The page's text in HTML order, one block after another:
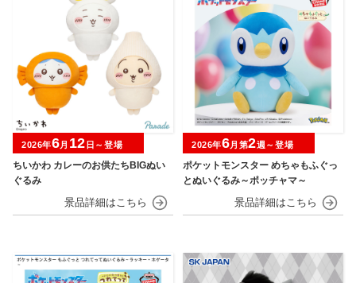
ちいかわ カレーのお供たちBIGぬい
ぐるみ
2026年6月 12 日～登場
ポケットモンスター めちゃもふぐっ
とぬいぐるみ～ポッチャマ～
2026年6月第2週～登場